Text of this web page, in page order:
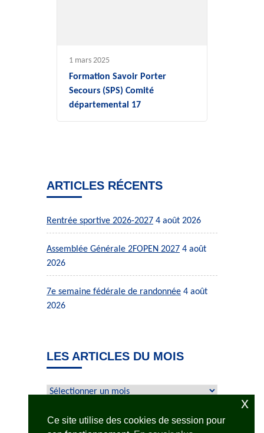
1 mars 2025
Formation Savoir Porter
Secours (SPS) Comité
départemental 17
ARTICLES RÉCENTS
Rentrée sportive 2026-2027 4 août 2026
Assemblée Générale 2FOPEN 2027 4 août
2026
7e semaine fédérale de randonnée 4 août
2026
LES ARTICLES DU MOIS
Les
du
Ce site utilise des cookies de session pour
x